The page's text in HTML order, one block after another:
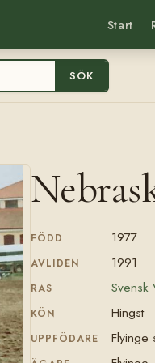
Start
SÖK
FÖDD 1977
AVLIDEN 1991
RAS Svensk
KÖN Hingst
UPPFÖDARE Flyinge